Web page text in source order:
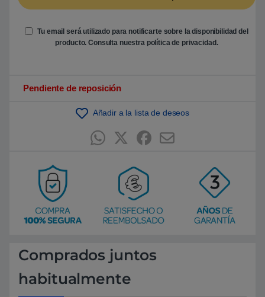
Tu email será utilizado para notificarte sobre la disponibilidad del
producto. Consulta nuestra política de privacidad.
Pendiente de reposición
Añadir a la lista de deseos
Comprados juntos
habitualmente